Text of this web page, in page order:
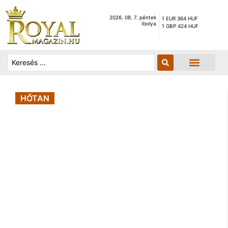
2026. 08. 7. péntek
Ibolya
1 EUR 364 HUF
1 GBP 424 HUF
HŐTAN